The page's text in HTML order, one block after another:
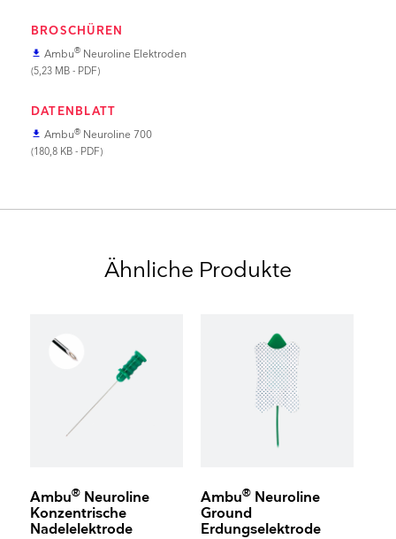
BROSCHÜREN
file_download Ambu®Neuroline Elektroden
(5,23 MB - PDF)
DATENBLATT
file_download Ambu®Neuroline 700
(180,8 KB - PDF)
Ähnliche Produkte
Ambu® Neuroline
Konzentrische
Nadelelektrode
Ambu®Neuroline
Ground
Erdungselektrode